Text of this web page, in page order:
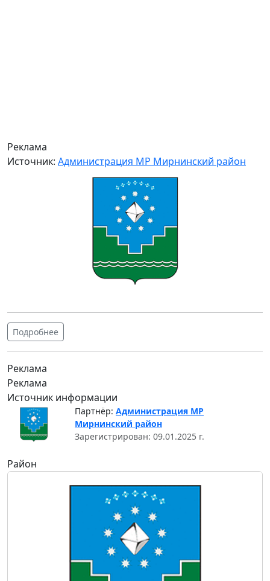
Реклама
Источник: Администрация МР Мирнинский район
Подробнее
Реклама
Реклама
Источник информации
Партнёр: Администрация МР
Мирнинский район
Зарегистрирован: 09.01.2025 г.
Район